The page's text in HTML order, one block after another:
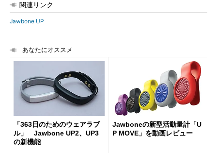
関連リンク
Jawbone UP
あなたにオススメ
「363日のためのウェアラブ
ル」 Jawbone UP2、UP3
の新機能
Jawboneの新型活動量計「U
P MOVE」を動画レビュー